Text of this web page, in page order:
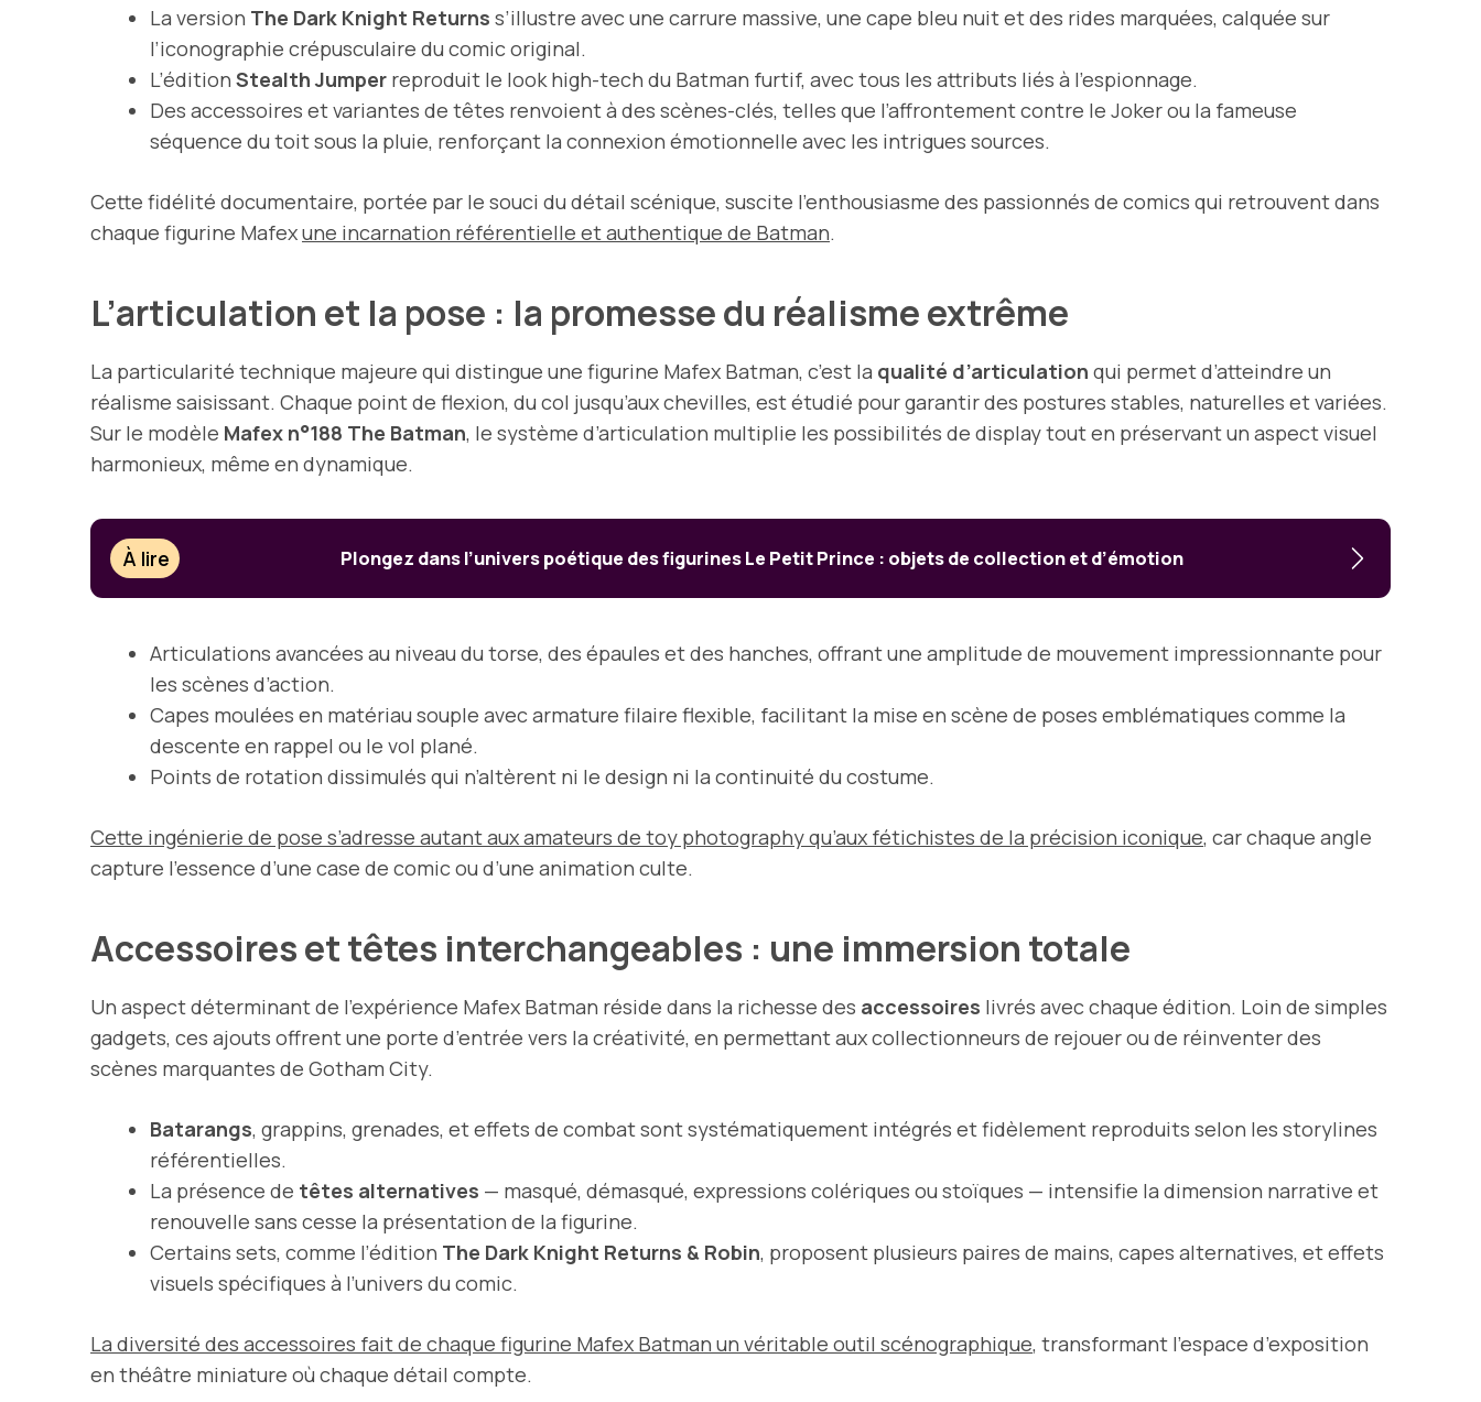
La version The Dark Knight Returns s’illustre avec une carrure massive, une cape bleu nuit et des rides marquées, calquée sur
l’iconographie crépusculaire du comic original.
L’édition Stealth Jumper reproduit le look high-tech du Batman furtif, avec tous les attributs liés à l’espionnage.
Des accessoires et variantes de têtes renvoient à des scènes-clés, telles que l’affrontement contre le Joker ou la fameuse
séquence du toit sous la pluie, renforçant la connexion émotionnelle avec les intrigues sources.
Cette fidélité documentaire, portée par le souci du détail scénique, suscite l’enthousiasme des passionnés de comics qui retrouvent dans
chaque figurine Mafexune incarnation référentielle et authentique de Batman.
L’articulation et la pose : la promesse du réalisme extrême
La particularité technique majeure qui distingue une figurine Mafex Batman, c’est la qualité d’articulation qui permet d’atteindre un
réalisme saisissant. Chaque point de flexion, du col jusqu’aux chevilles, est étudié pour garantir des postures stables, naturelles et variées.
Sur le modèle Mafex n°188 The Batman, le système d’articulation multiplie les possibilités de display tout en préservant un aspect visuel
harmonieux, même en dynamique.
À lire Plongez dans l’univers poétique des figurines Le Petit Prince : objets de collection et d’émotion
Articulations avancées au niveau du torse, des épaules et des hanches, offrant une amplitude de mouvement impressionnante pour
les scènes d’action.
Capes moulées en matériau souple avec armature filaire flexible, facilitant la mise en scène de poses emblématiques comme la
descente en rappel ou le vol plané.
Points de rotation dissimulés qui n’altèrent ni le design ni la continuité du costume.
Cette ingénierie de pose s’adresse autant aux amateurs de toy photography qu’aux fétichistes de la précision iconique, car chaque angle
capture l’essence d’une case de comic ou d’une animation culte.
Accessoires et têtes interchangeables : une immersion totale
Un aspect déterminant de l’expérience Mafex Batman réside dans la richesse des accessoires livrés avec chaque édition. Loin de simples
gadgets, ces ajouts offrent une porte d’entrée vers la créativité, en permettant aux collectionneurs de rejouer ou de réinventer des
scènes marquantes de Gotham City.
Batarangs, grappins, grenades, et effets de combat sont systématiquement intégrés et fidèlement reproduits selon les storylines
référentielles.
La présence de têtes alternatives — masqué, démasqué, expressions colériques ou stoïques — intensifie la dimension narrative et
renouvelle sans cesse la présentation de la figurine.
Certains sets, comme l’édition The Dark Knight Returns & Robin, proposent plusieurs paires de mains, capes alternatives, et effets
visuels spécifiques à l’univers du comic.
La diversité des accessoires fait de chaque figurine Mafex Batman un véritable outil scénographique, transformant l’espace d’exposition
en théâtre miniature où chaque détail compte.